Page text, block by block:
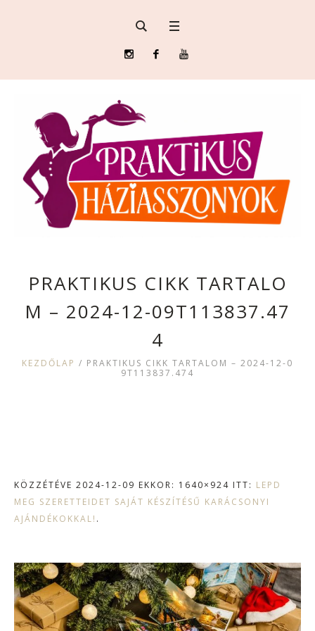
PRAKTIKUS CIKK TARTALO
M – 2024-12-09T113837.47
4
KEZDŐLAP / PRAKTIKUS CIKK TARTALOM – 2024-12-0
9T113837.474
KÖZZÉTÉVE 2024-12-09 EKKOR: 1640×924 ITT: LEPD
MEG SZERETTEIDET SAJÁT KÉSZÍTÉSŰ KARÁCSONYI
AJÁNDÉKOKKAL! .